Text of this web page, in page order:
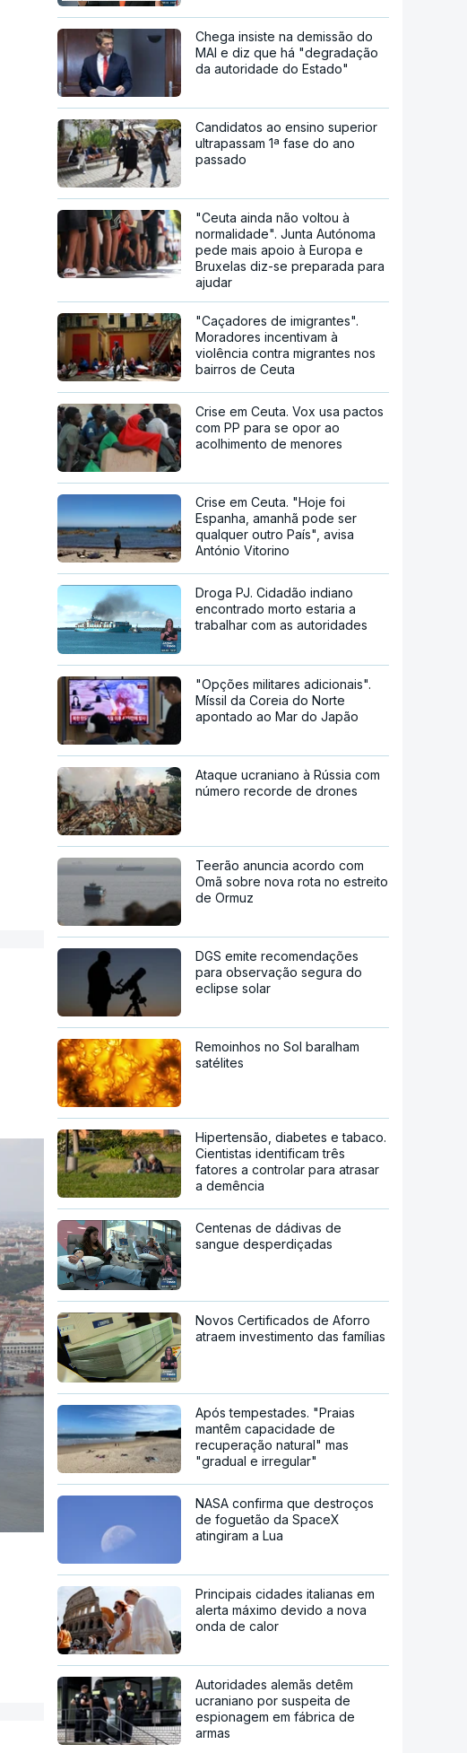
Chega insiste na demissão do
MAI e diz que há "degradação
da autoridade do Estado"
Candidatos ao ensino superior
ultrapassam 1ª fase do ano
passado
"Ceuta ainda não voltou à
normalidade". Junta Autónoma
pede mais apoio à Europa e
Bruxelas diz-se preparada para
ajudar
"Caçadores de imigrantes".
Moradores incentivam à
violência contra migrantes nos
bairros de Ceuta
Crise em Ceuta. Vox usa pactos
com PP para se opor ao
acolhimento de menores
Crise em Ceuta. "Hoje foi
Espanha, amanhã pode ser
qualquer outro País", avisa
António Vitorino
Droga PJ. Cidadão indiano
encontrado morto estaria a
trabalhar com as autoridades
"Opções militares adicionais".
Míssil da Coreia do Norte
apontado ao Mar do Japão
Ataque ucraniano à Rússia com
número recorde de drones
Teerão anuncia acordo com
Omã sobre nova rota no estreito
de Ormuz
DGS emite recomendações
para observação segura do
eclipse solar
Remoinhos no Sol baralham
satélites
Hipertensão, diabetes e tabaco.
Cientistas identificam três
fatores a controlar para atrasar
a demência
Centenas de dádivas de
sangue desperdiçadas
Novos Certificados de Aforro
atraem investimento das famílias
Após tempestades. "Praias
mantêm capacidade de
recuperação natural" mas
"gradual e irregular"
NASA confirma que destroços
de foguetão da SpaceX
atingiram a Lua
Principais cidades italianas em
alerta máximo devido a nova
onda de calor
Autoridades alemãs detêm
ucraniano por suspeita de
espionagem em fábrica de
armas